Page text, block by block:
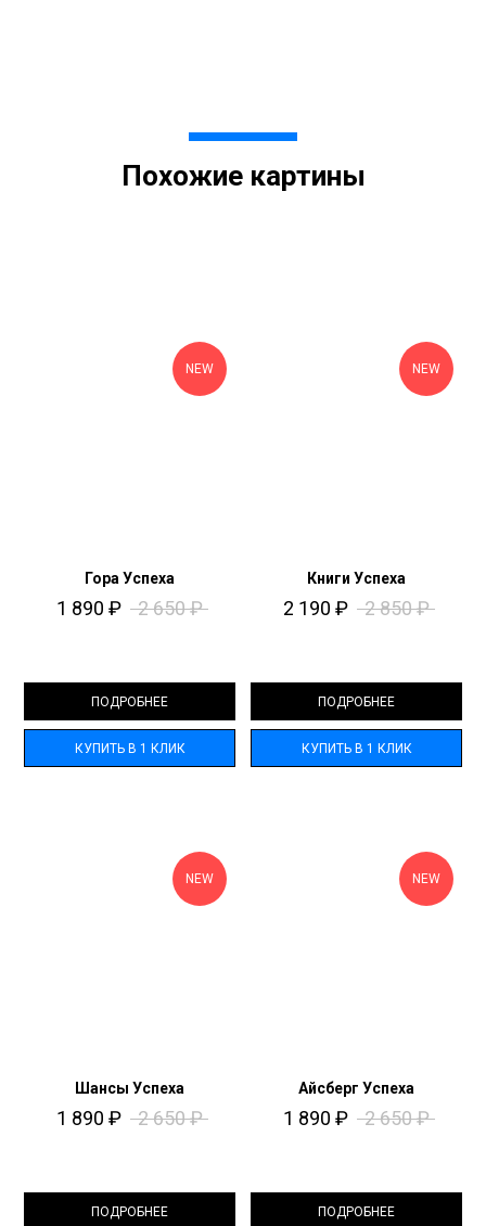
Похожие картины
NEW
Гора Успеха
1 890 ₽ 2 650₽
ПОДРОБНЕЕ
КУПИТЬ В 1 КЛИК
NEW
Книги Успеха
2 190 ₽ 2 850₽
ПОДРОБНЕЕ
КУПИТЬ В 1 КЛИК
NEW
Шансы Успеха
1 890 ₽ 2 650₽
ПОДРОБНЕЕ
NEW
Айсберг Успеха
1 890 ₽ 2 650₽
ПОДРОБНЕЕ